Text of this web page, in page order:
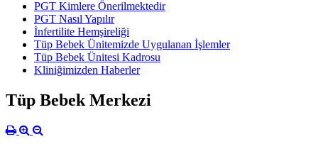
PGT Kimlere Önerilmektedir
PGT Nasıl Yapılır
İnfertilite Hemşireliği
Tüp Bebek Ünitemizde Uygulanan İşlemler
Tüp Bebek Ünitesi Kadrosu
Kliniğimizden Haberler
Tüp Bebek Merkezi